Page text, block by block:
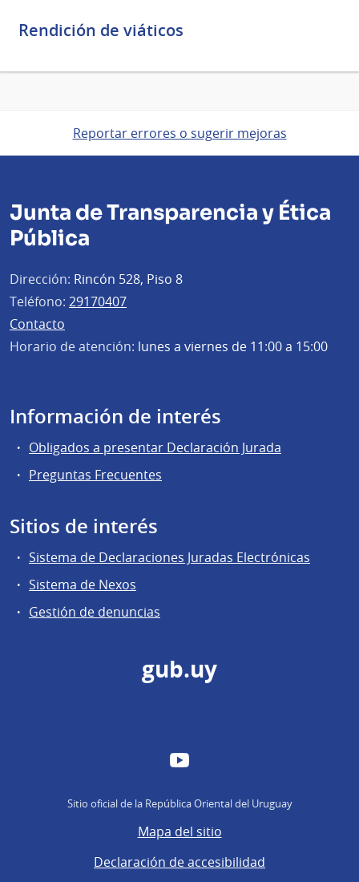
Rendición de viáticos
Reportar errores o sugerir mejoras
Junta de Transparencia y Ética
Pública
Dirección: Rincón 528, Piso 8
Teléfono: 29170407
Contacto
Horario de atención: lunes a viernes de 11:00 a 15:00
Información de interés
Obligados a presentar Declaración Jurada
Preguntas Frecuentes
Sitios de interés
Sistema de Declaraciones Juradas Electrónicas
Sistema de Nexos
Gestión de denuncias
gub.uy
YouTube
Sitio oficial de la República Oriental del Uruguay
Mapa del sitio
Declaración de accesibilidad